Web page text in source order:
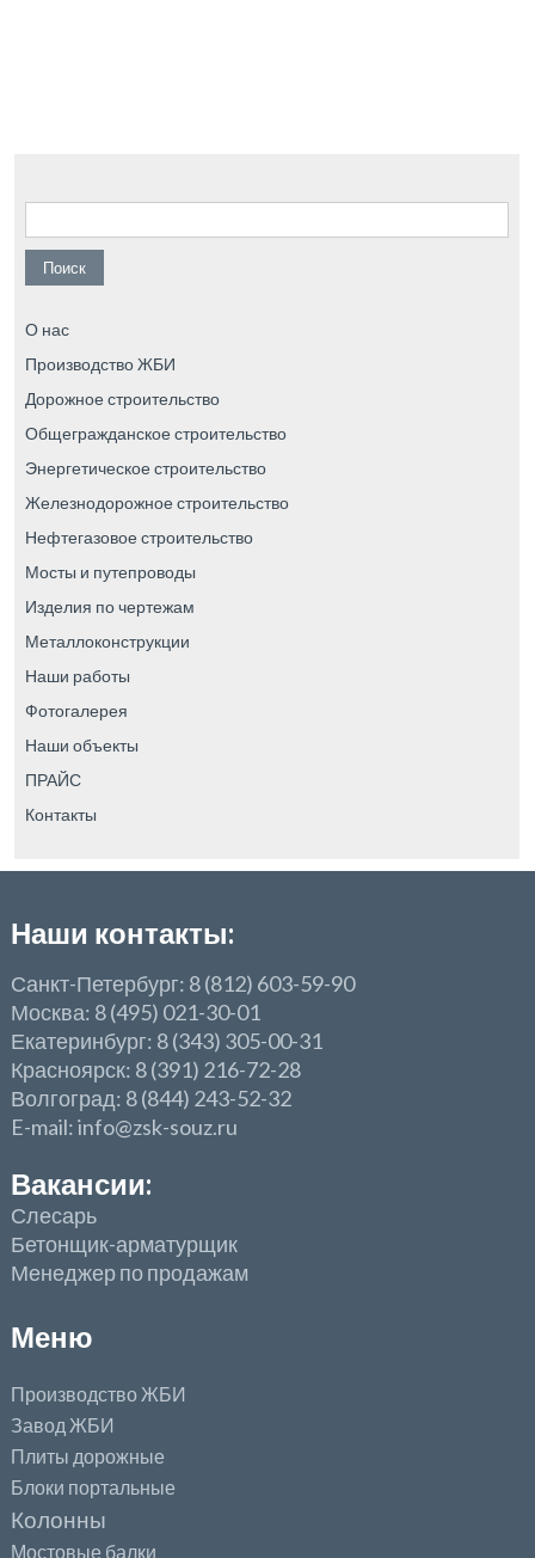
Найти:
О нас
Производство ЖБИ
Дорожное строительство
Общегражданское строительство
Энергетическое строительство
Железнодорожное строительство
Нефтегазовое строительство
Мосты и путепроводы
Изделия по чертежам
Металлоконструкции
Наши работы
Фотогалерея
Наши объекты
ПРАЙС
Контакты
Наши контакты:
Санкт-Петербург: 8 (812) 603-59-90
Москва: 8 (495) 021-30-01
Екатеринбург: 8 (343) 305-00-31
Красноярск: 8 (391) 216-72-28
Волгоград: 8 (844) 243-52-32
E-mail: info@zsk-souz.ru
Вакансии:
Слесарь
Бетонщик-арматурщик
Менеджер по продажам
Меню
Производство ЖБИ
Завод ЖБИ
Плиты дорожные
Блоки портальные
Колонны
Мостовые балки